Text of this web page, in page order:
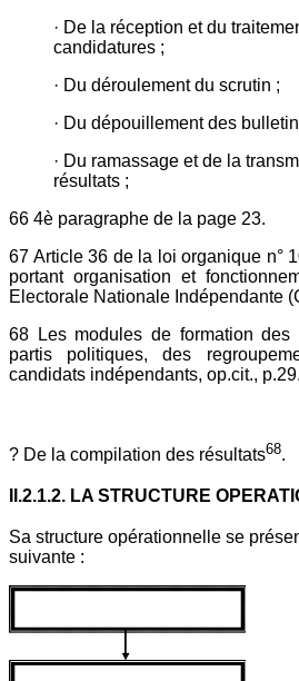
· De la réception et du
candidatures ;
· Du déroulement du scrutin ;
· Du dépouillement des
· Du ramassage et de la
résultats ;
66 4è paragraphe de la page 23.
67 Article 36 de la loi organique n°
portant organisation et
Electorale Nationale Indépendante
68 Les modules de formation des
partis politiques, des
candidats indépendants, op.cit., p.29.
? De la compilation des résultats68.
II.2.1.2. LA STRUCTURE
Sa structure opérationnelle se
suivante :